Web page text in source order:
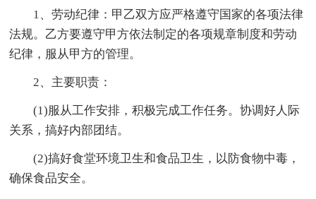
1、劳动纪律：甲乙双方应严格遵守国家的各项法律
法规。乙方要遵守甲方依法制定的各项规章制度和劳动
纪律，服从甲方的管理。
2、主要职责：
(1)服从工作安排，积极完成工作任务。协调好人际
关系，搞好内部团结。
(2)搞好食堂环境卫生和食品卫生，以防食物中毒，
确保食品安全。